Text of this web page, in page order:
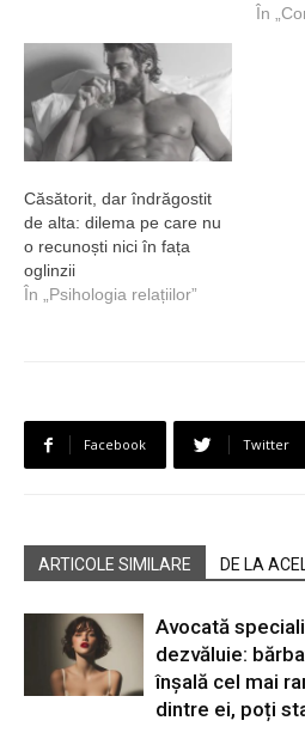
În
Căsătorit, dar îndrăgostit
de alta: dilema pe care nu
o recunoști nici în fața
oglinzii
În „Psihologia relațiilor”
Facebook Twitter
ARTICOLE SIMILARE DE LA
Avocată
dezvăluie:
înșală cel mai
dintre ei, poți